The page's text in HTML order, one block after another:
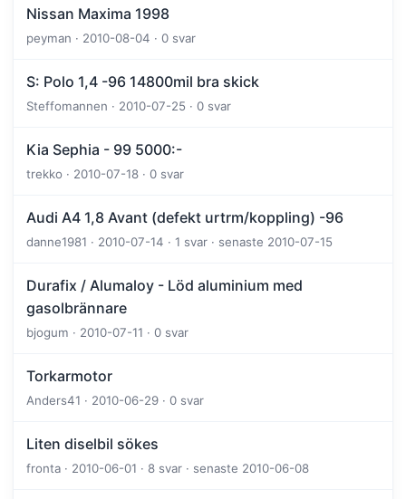
Nissan Maxima 1998
peyman · 2010-08-04 · 0 svar
S: Polo 1,4 -96 14800mil bra skick
Steffomannen · 2010-07-25 · 0 svar
Kia Sephia - 99 5000:-
trekko · 2010-07-18 · 0 svar
Audi A4 1,8 Avant (defekt urtrm/koppling) -96
danne1981 · 2010-07-14 · 1 svar · senaste 2010-07-15
Durafix / Alumaloy - Löd aluminium med
gasolbrännare
bjogum · 2010-07-11 · 0 svar
Torkarmotor
Anders41 · 2010-06-29 · 0 svar
Liten diselbil sökes
fronta · 2010-06-01 · 8 svar · senaste 2010-06-08